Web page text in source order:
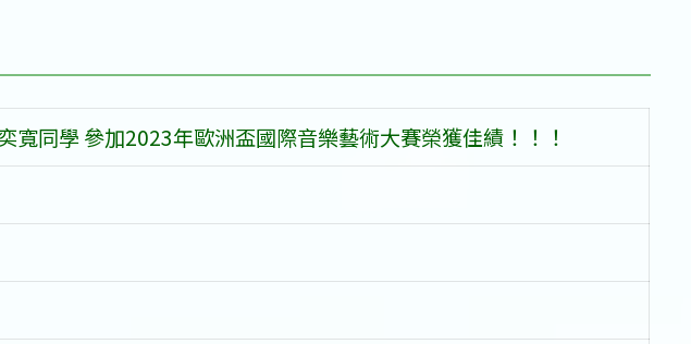
寬同學 參加2023年歐洲盃國際音樂藝術大賽榮獲佳績！！！